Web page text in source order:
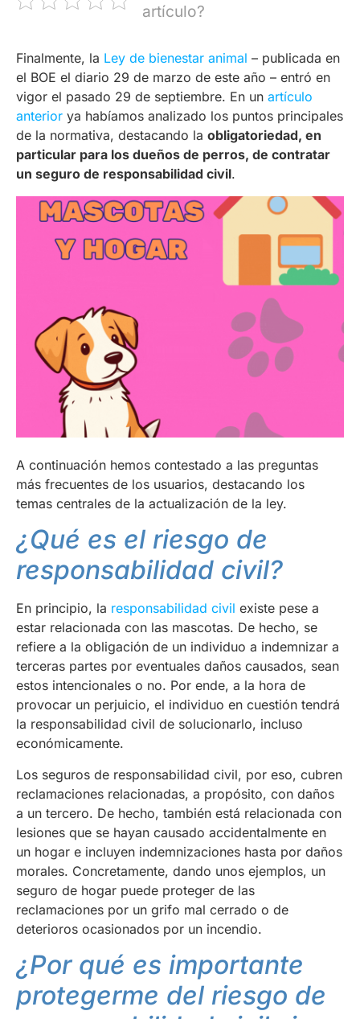
artículo?
Finalmente, la Ley de bienestar animal – publicada en
el BOE el diario 29 de marzo de este año – entró en
vigor el pasado 29 de septiembre. En un artículo
anterior ya habíamos analizado los puntos principales
de la normativa, destacando la obligatoriedad, en
particular para los dueños de perros, de contratar
un seguro de responsabilidad civil.
A continuación hemos contestado a las preguntas
más frecuentes de los usuarios, destacando los
temas centrales de la actualización de la ley.
¿Qué es el riesgo de
responsabilidad civil?
En principio, la responsabilidad civil existe pese a
estar relacionada con las mascotas. De hecho, se
refiere a la obligación de un individuo a indemnizar a
terceras partes por eventuales daños causados, sean
estos intencionales o no. Por ende, a la hora de
provocar un perjuicio, el individuo en cuestión tendrá
la responsabilidad civil de solucionarlo, incluso
económicamente.
Los seguros de responsabilidad civil, por eso, cubren
reclamaciones relacionadas, a propósito, con daños
a un tercero. De hecho, también está relacionada con
lesiones que se hayan causado accidentalmente en
un hogar e incluyen indemnizaciones hasta por daños
morales. Concretamente, dando unos ejemplos, un
seguro de hogar puede proteger de las
reclamaciones por un grifo mal cerrado o de
deterioros ocasionados por un incendio.
¿Por qué es importante
protegerme del riesgo de